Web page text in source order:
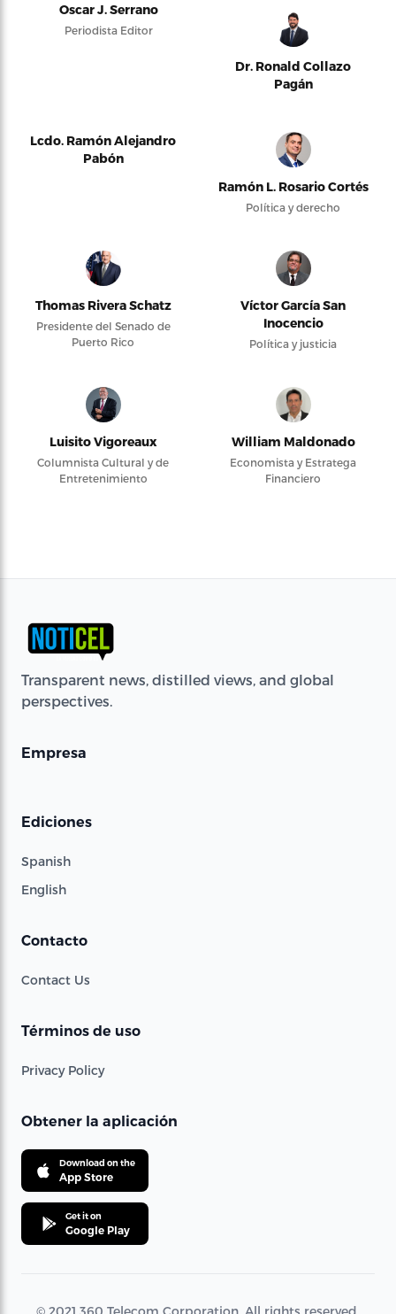
Oscar J. Serrano
Periodista Editor
Dr. Ronald Collazo
Pagán
Lcdo. Ramón Alejandro
Pabón
Ramón L. Rosario Cortés
Política y derecho
Thomas Rivera Schatz
Presidente del Senado de
Puerto Rico
Víctor García San
Inocencio
Política y justicia
Luisito Vigoreaux
Columnista Cultural y de
Entretenimiento
William Maldonado
Economista y Estratega
Financiero
Transparent news, distilled views, and global
perspectives.
Empresa
Ediciones
Spanish
English
Contacto
Contact Us
Términos de uso
Privacy Policy
Obtener la aplicación
Download on the
App Store
Get it on
Google Play